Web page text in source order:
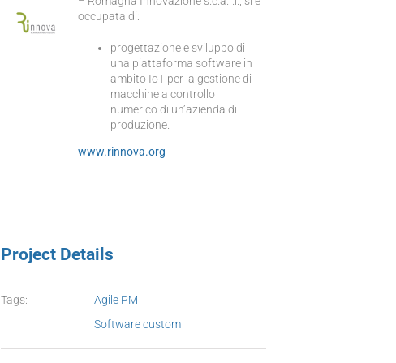
occupata di:
progettazione e sviluppo di
una piattaforma software in
ambito IoT per la gestione di
macchine a controllo
numerico di un’azienda di
produzione.
www.rinnova.org
Project Details
Tags:
Agile PM
Software custom